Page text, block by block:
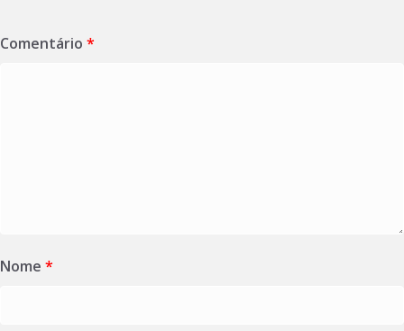
Comentário *
Nome *